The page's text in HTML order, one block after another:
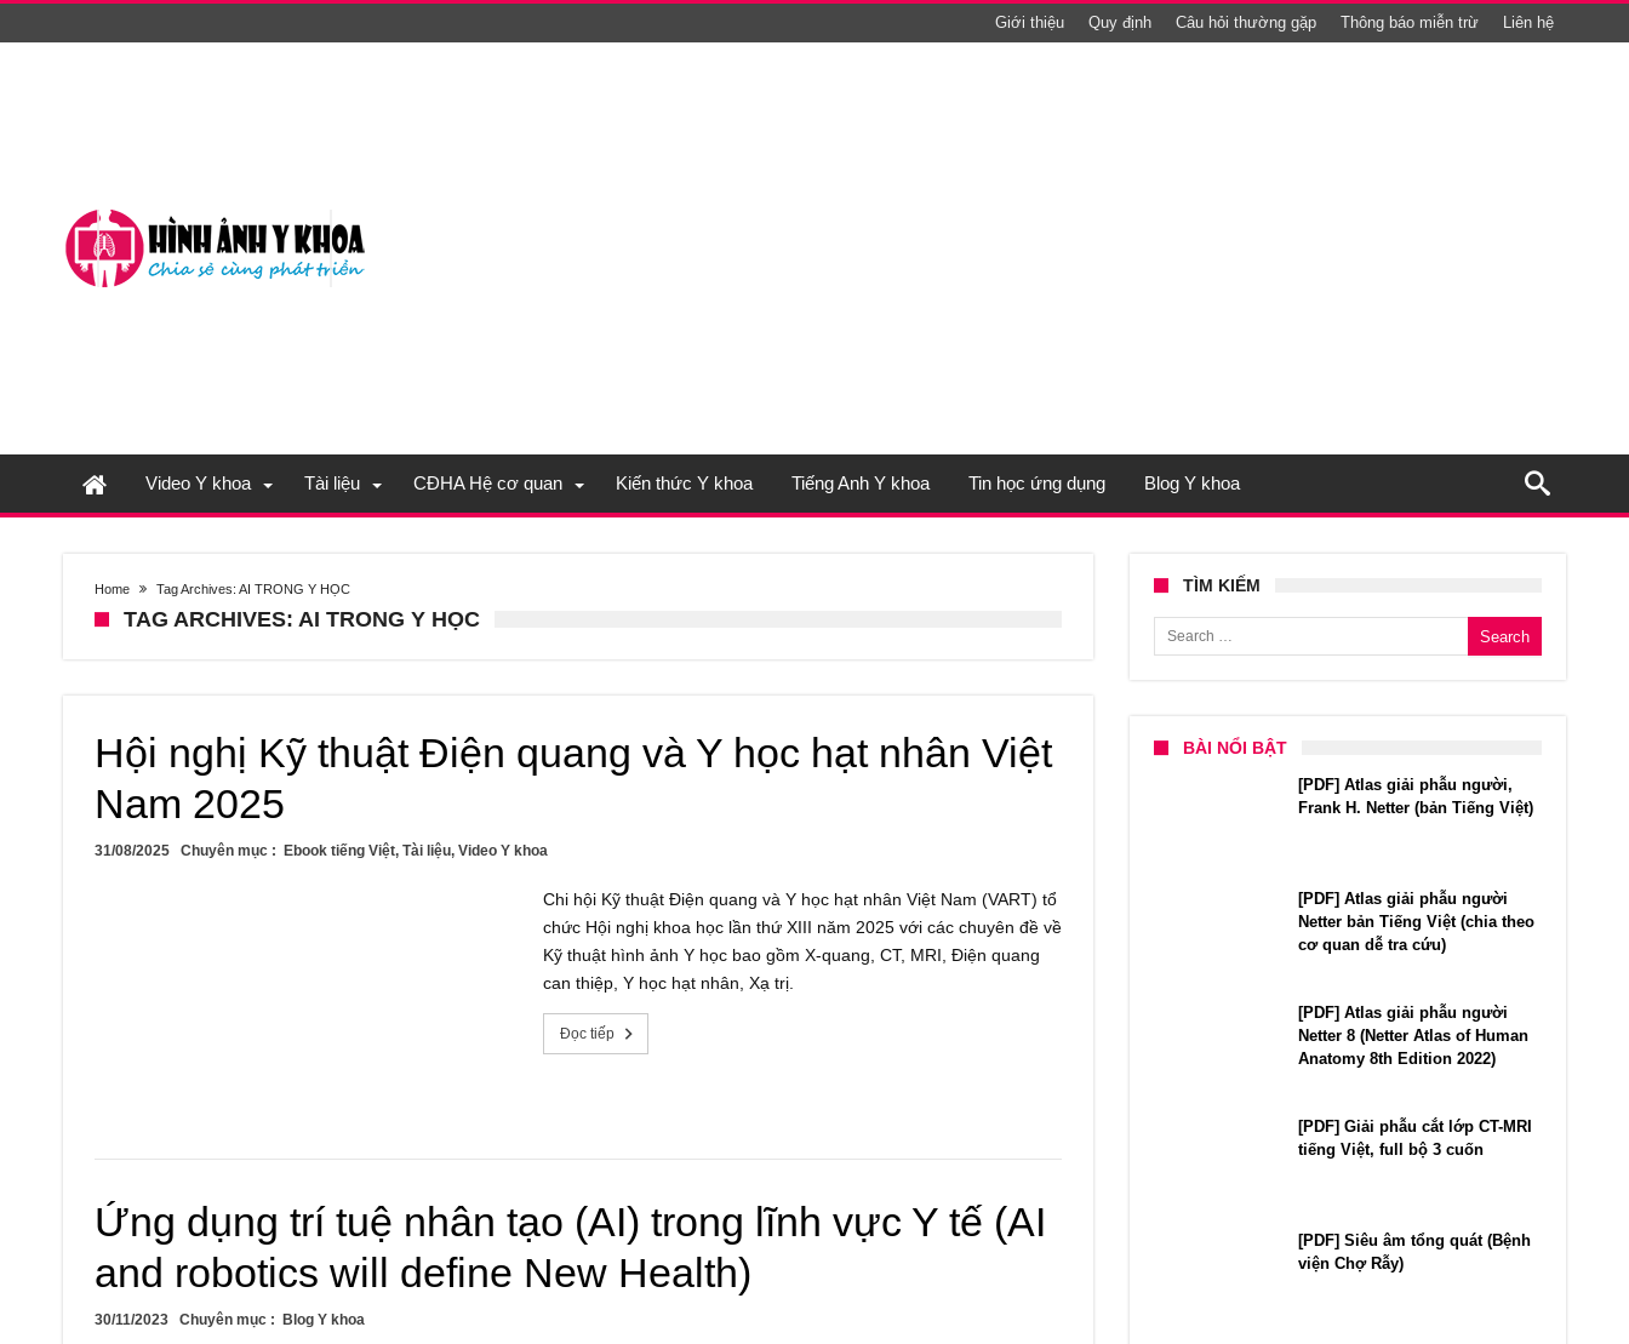
Giới thiệu Quy định Câu hỏi thường gặp Thông báo miễn trừ Liên hệ
Video Y khoa Tài liệu CĐHA Hệ cơ quan Kiến thức Y khoa Tiếng Anh Y khoa Tin học ứng dụng Blog Y khoa
Home Tag Archives: AI TRONG Y HỌC
TAG ARCHIVES: AI TRONG Y HỌC
Hội nghị Kỹ thuật Điện quang và Y học hạt nhân Việt
Nam 2025
31/08/2025 Chuyên mục : Ebook tiếng Việt, Tài liệu, Video Y khoa
Chi hội Kỹ thuật Điện quang và Y học hạt nhân Việt Nam (VART) tổ
chức Hội nghị khoa học lần thứ XIII năm 2025 với các chuyên đề về
Kỹ thuật hình ảnh Y học bao gồm X-quang, CT, MRI, Điện quang
can thiệp, Y học hạt nhân, Xạ trị.
Đọc tiếp
Ứng dụng trí tuệ nhân tạo (AI) trong lĩnh vực Y tế (AI
and robotics will define New Health)
30/11/2023 Chuyên mục : Blog Y khoa
TÌM KIẾM
Search for:
BÀI NỔI BẬT
[PDF] Atlas giải phẫu người,
Frank H. Netter (bản Tiếng Việt)
[PDF] Atlas giải phẫu người
Netter bản Tiếng Việt (chia theo
cơ quan dễ tra cứu)
[PDF] Atlas giải phẫu người
Netter 8 (Netter Atlas of Human
Anatomy 8th Edition 2022)
[PDF] Giải phẫu cắt lớp CT-MRI
tiếng Việt, full bộ 3 cuốn
[PDF] Siêu âm tổng quát (Bệnh
viện Chợ Rẫy)